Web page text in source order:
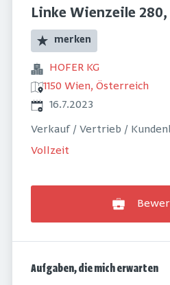
Linke Wienzeile 280,
merken
HOFER KG
1150 Wien, Österreich
Veröffentlicht
16.7.2023
Verkauf / Vertrieb /
Vollzeit
Aufgaben, die mich erwarten